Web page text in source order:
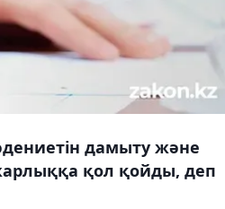
дамыту және
қол қойды, деп